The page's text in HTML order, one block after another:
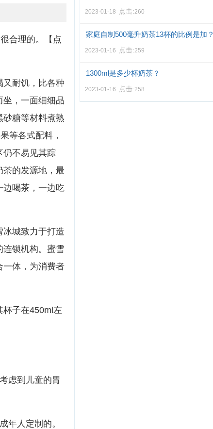
合理的。【点
又耐饥，比各种
坐，一面细细品
砂糖等材料煮熟
等各式配料，
仍不易见其踪
茶的发源地，最
边喝茶，一边吃
冰城致力于打造
连锁机构。蜜雪
一体，为消费者
杯子在450ml左
虑到儿童的胃
年人定制的。
2023-01-18 点击:260
家庭自制500毫升奶茶13杯的比例是加？
2023-01-16 点击:259
1300ml是多少杯奶茶？
2023-01-16 点击:258